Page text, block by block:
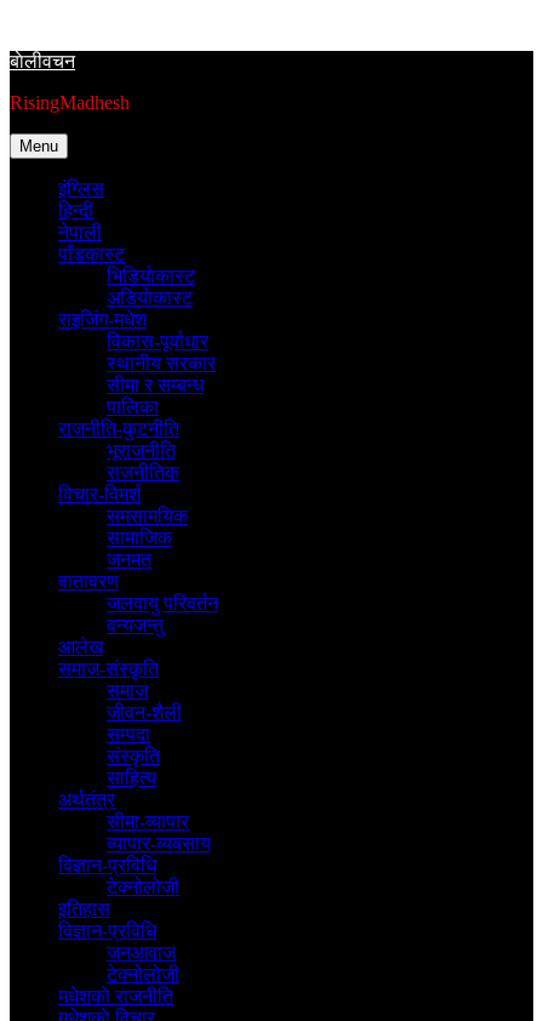
content
बाेलीवचन
RisingMadhesh
Menu
इंग्लिस
हिन्दी
नेपाली
पाँडकास्ट
भिडियाेकास्ट
अडियाेकास्ट
राइजिंग-मधेश
विकास-पूर्वाधार
स्थानीय सरकार
सीमा र सम्बन्ध
पालिका
राजनीति-कुटनीति
भूराजनीति
राजनीतिक
विचार-विमर्श
समसामयिक
सामाजिक
जनमत
वातावरण
जलवायु परिवर्तन
वन्यजन्तु
आलेख
समाज-संस्कृति
समाज
जीवन-शैली
सम्पदा
संस्कृति
साहित्य
अर्थतंत्र
सीमा-व्यापार
व्यापार-व्यवसाय
विज्ञान-प्रविधि
टेक्नोलोजी
इतिहास
विज्ञान-प्रविधि
जनआवाज
टेक्नोलोजी
मधेशकाे राजनीति